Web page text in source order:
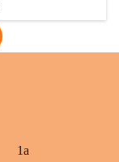
1a